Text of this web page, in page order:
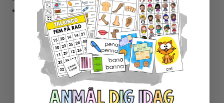
★ MATEMATIK
NYBÖRJARTRÄNING
ADDITION OCH SUBTRAKTION
MULTIPLIKATION OCH DIVISION
TEXTUPPGIFTER
TID: KLOCKAN OCH KALENDER
PROGRAMMERING
KARTLÄGGNING MATEMATIK